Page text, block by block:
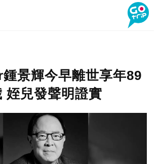
景輝今早離世享年89
姪兒發聲明證實